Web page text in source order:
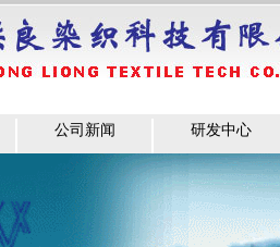
公司新闻 研发中心